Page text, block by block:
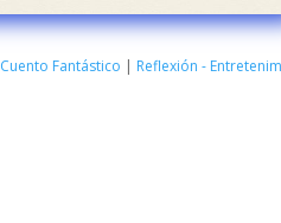
Cuento Fantástico | Reflexión -